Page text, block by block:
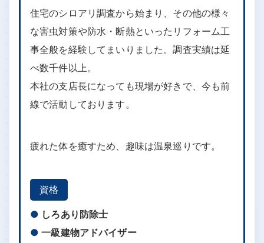
住宅のシロアリ調査から始まり、その他の様々
な害虫対策や防水・断熱といったリフォーム工
事全般を経験してまいりました。調査実績は延
べ数千件以上。
本社の支店長になっても現場が好きで、今も前
線で活動しております。
疲れた体を癒すため、趣味は温泉巡りです。
資格
しろあり防除士
一級建物アドバイザー